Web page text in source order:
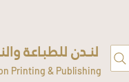
لنــدن للطبـاعـة
Printing & Publishing